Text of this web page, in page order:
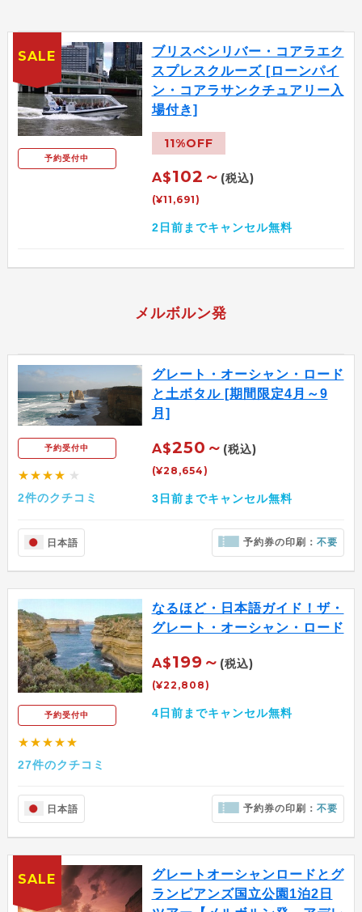
予約受付中
ブリスベンリバー・コアラエク
スプレスクルーズ [ローンパイ
ン・コアラサンクチュアリー入
場付き]
11%OFF
A$102～ (税込)
(¥11,691)
2日前までキャンセル無料
SALE
メルボルン発
予約受付中
★★★★ ★
2件のクチコミ
グレート・オーシャン・ロード
と土ボタル [期間限定4月～9
月]
A$250～ (税込)
(¥28,654)
3日前までキャンセル無料
日本語 予約券の印刷：不要
予約受付中
★★★★★
27件のクチコミ
なるほど・日本語ガイド！ザ・
グレート・オーシャン・ロード
A$199～ (税込)
(¥22,808)
4日前までキャンセル無料
日本語 予約券の印刷：不要
グレートオーシャンロードとグ
ランピアンズ国立公園1泊2日
SALE